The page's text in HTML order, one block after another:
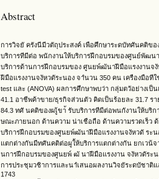
Abstract
การวิจยั ครังนีมีวตัถุประสงค์ เพือศึกษาระดบัทศันคติข
บริการทีมีต่อ พนักงานให้บริการฝึกอบรมของศูนย์พัฒน
บริการด้านการฝึกอบรมของ ศูนยพ์ฒันาฝีมือแรงงานจ
ฝีมือแรงงานจงัหวดัระนอง จาํนวน 350 คน เครืองมือที
test และ (ANOVA) ผลการศึกษาพบว่า กลุ่มตวัอย่างเ
41.1 อาชีพค้าขาย/ธุรกิจส่วนตัว คิดเป็นร้อยละ 31.7 ร
84.3 ทศั นคติของผเู้ขา้ รับบริการทีมีต่อพนกังานให้บริ
ษณะภายนอก ด้านความ น่าเชือถือ ด้านความรวดเร็ว
บริการฝึกอบรมของศูนยพ์ฒันาฝีมือแรงงานจงัหวดั ระ
แตกต่างกันมีทศันคติต่อผูใ้ห้บริการแตกต่างกัน ยกเวน้
นการฝึกอบรมของศูนยพ์ ฒั นาฝีมือแรงงาน จงัหวดัระ
การประชุมวชิาการและนาํเสนอผลงานวิจยัระดบัชาติ
1743